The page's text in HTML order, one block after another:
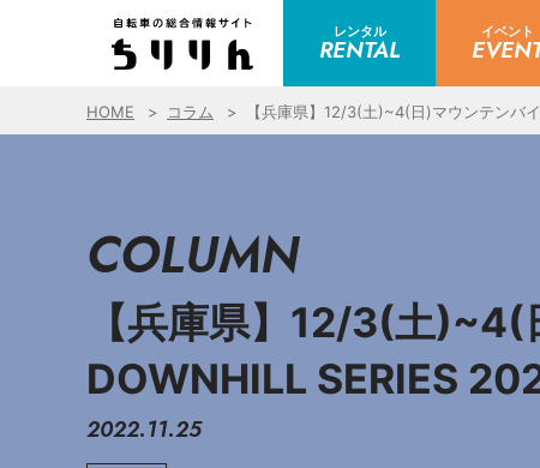
レンタル
RENTAL
イベント
HOME コラム 【兵庫県】12/3(土)~4(日)マウンテンバ
COLUMN
【兵庫県】12/3(土
DOWNHILL SERIES
2022.11.25